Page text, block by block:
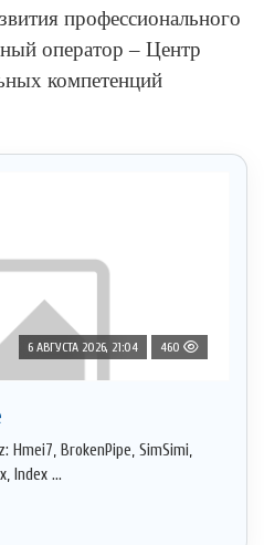
профессионального
оператор – Центр
компетенций
6 АВГУСТА 2026, 21:04 460
Hmei7, BrokenPipe, SimSimi,
Index ...